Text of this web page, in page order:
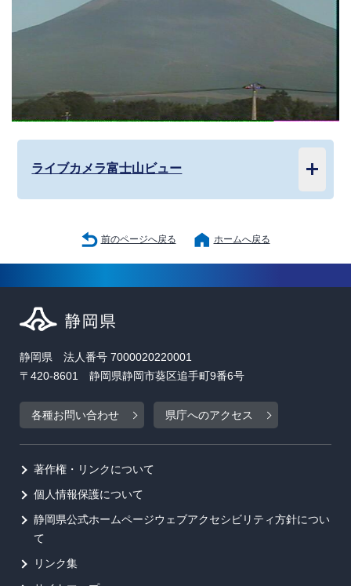
ライブカメラ富士山ビュー
前のページへ戻る ホームへ戻る
静岡県 法人番号 7000020220001
〒420-8601 静岡県静岡市葵区追手町9番6号
各種お問い合わせ 県庁へのアクセス
著作権・リンクについて
個人情報保護について
静岡県公式ホームページウェブアクセシビリティ方針につい
て
リンク集